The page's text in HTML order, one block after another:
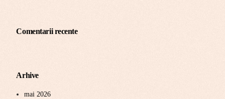
Comentarii recente
Arhive
mai 2026